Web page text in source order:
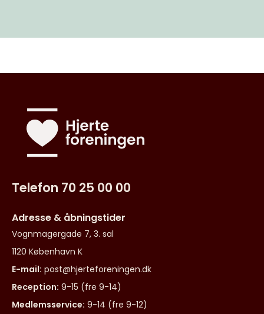
Telefon 70 25 00 00
Adresse & åbningstider
Vognmagergade 7, 3. sal
1120 København K
E-mail: post@hjerteforeningen.dk
Reception: 9-15 (fre 9-14)
Medlemsservice: 9-14 (fre 9-12)